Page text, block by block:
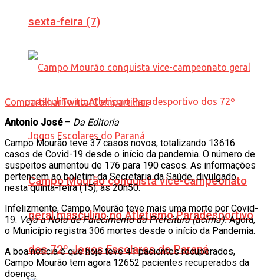
sexta-feira (7)
Campo Mourão conquista vice-campeonato
geral masculino no Atletismo Paradesportivo
dos 72º Jogos Escolares do Paraná
CompartilharTwittarCompartilhar
Antonio José– Da Editoria
Campo Mourão teve 37 casos novos, totalizando 13616
casos de Covid-19 desde o início da pandemia. O número de
suspeitos aumentou de 176 para 190 casos. As informações
pertencem ao boletim da Secretaria da Saúde, divulgado
nesta quinta-feira (15), às 20h50.
Infelizmente, Campo Mourão teve mais uma morte por Covid-
19. Veja a Nota de Falecimento da Prefeitura (acima).Agora,
o Município registra 306 mortes desde o início da Pandemia.
A boa notícia é que hoje teve 41 pacientes recuperados,
Campo Mourão tem agora 12652 pacientes recuperados da
doença.